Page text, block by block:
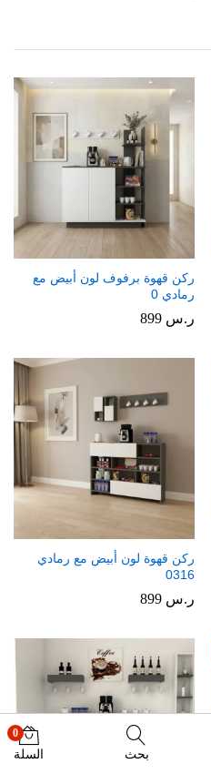
ركن قهوة برفوف لون أبيض مع
رمادي 0
ر.س
ركن قهوة لون أبيض مع رمادي
0316
ر.س
بحث
0
السلة